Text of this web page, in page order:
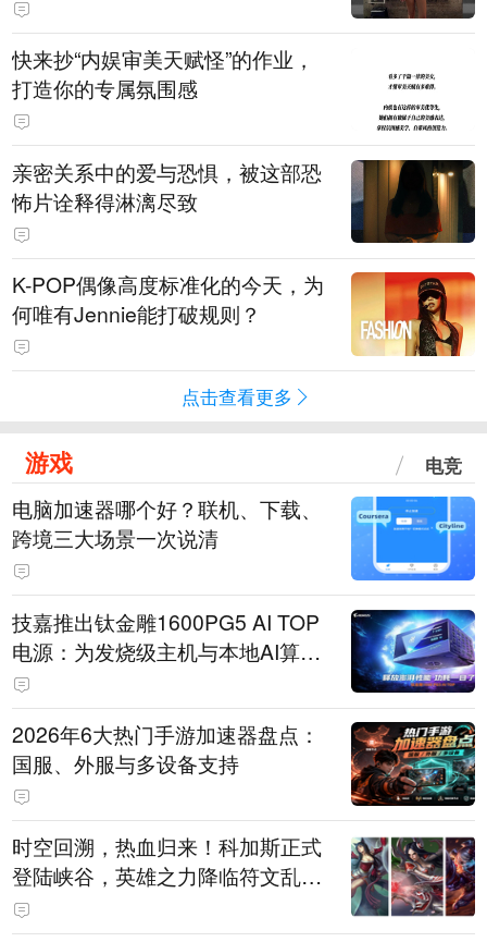
快来抄“内娱审美天赋怪”的作业，
打造你的专属氛围感
亲密关系中的爱与恐惧，被这部恐
怖片诠释得淋漓尽致
K-POP偶像高度标准化的今天，为
何唯有Jennie能打破规则？
点击查看更多
游戏 电竞
电脑加速器哪个好？联机、下载、
跨境三大场景一次说清
技嘉推出钛金雕1600PG5 AI TOP
电源：为发烧级主机与本地AI算力
打造旗舰供电方案
2026年6大热门手游加速器盘点：
国服、外服与多设备支持
时空回溯，热血归来！科加斯正式
登陆峡谷，英雄之力降临符文乱
斗！